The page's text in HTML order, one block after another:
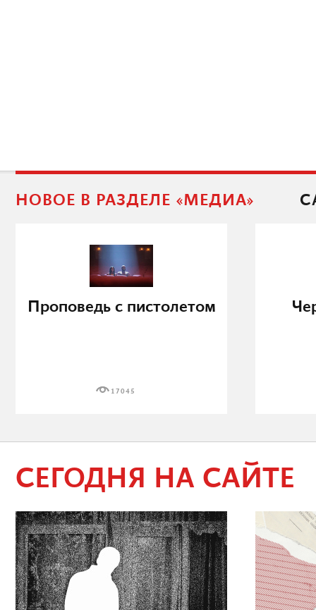
НОВОЕ В РАЗДЕЛЕ «МЕДИА»
Проповедь с пистолетом
17045
СЕГОДНЯ НА САЙТЕ